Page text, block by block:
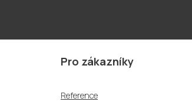
Z
Pro zákazníky
Reference